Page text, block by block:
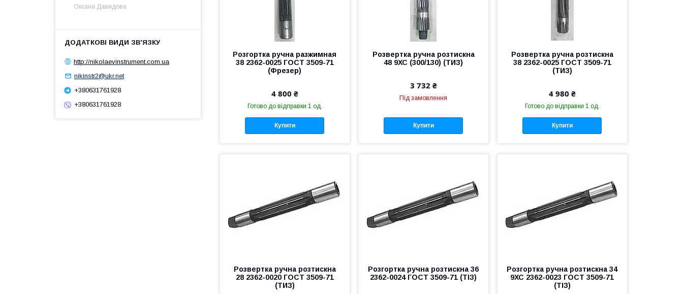
Розгортка ручна разжимная
38 2362-0025 ГОСТ 3509-71
(Фрезер)
4 800 ₴
Готово до відправки 1 од.
Купити
Розвертка ручна розтискна
48 9ХС (300/130) (ТИЗ)
3 732 ₴
Під замовлення
Купити
Розвертка ручна розтискна
38 2362-0025 ГОСТ 3509-71
(ТИЗ)
4 980 ₴
Готово до відправки 1 од.
Купити
Розвертка ручна розтискна
28 2362-0020 ГОСТ 3509-71
(ТИЗ)
Розгортка ручна розтискна 36
2362-0024 ГОСТ 3509-71 (ТІЗ)
Розгортка ручна розтискна 34
9ХС 2362-0023 ГОСТ 3509-71
(ТІЗ)
Оксана Давидова
http://nikolaevinstrument.com.ua
nikinstr2@ukr.net
+380631761928
+380631761928